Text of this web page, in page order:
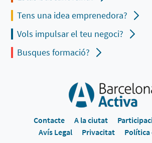
Tens una idea emprenedora?
Vols impulsar el teu negoci?
Busques formació?
Contacte A la ciutat
Avís Legal
Privacitat Política